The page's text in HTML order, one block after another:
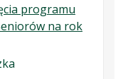
programu
na rok